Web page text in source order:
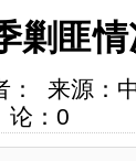
剿匪
： 来源：
论： 0